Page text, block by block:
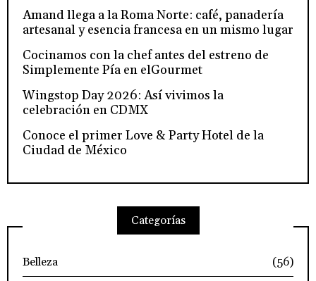
Amand llega a la Roma Norte: café, panadería
artesanal y esencia francesa en un mismo lugar
Cocinamos con la chef antes del estreno de
Simplemente Pía en elGourmet
Wingstop Day 2026: Así vivimos la
celebración en CDMX
Conoce el primer Love & Party Hotel de la
Ciudad de México
Categorías
Belleza
(56)